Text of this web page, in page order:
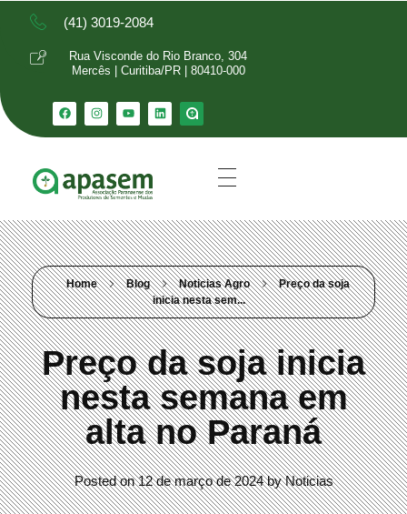
(41) 3019-2084
Rua Visconde do Rio Branco, 304
Mercês | Curitiba/PR | 80410-000
Home Blog Noticias Agro
Preço da soja
inicia nesta sem...
Preço da soja inicia
nesta semana em
alta no Paraná
Posted on 12 de março de 2024 by Noticias